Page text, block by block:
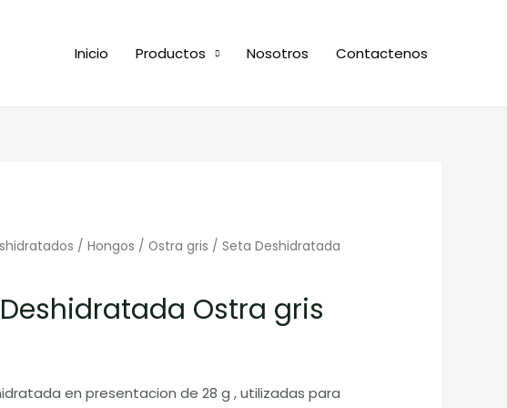
Inicio Productos Nosotros Contactenos
/ Hongos / Ostra gris / Seta Deshidratada
Ostra gris
en presentacion de 28 g , utilizadas para